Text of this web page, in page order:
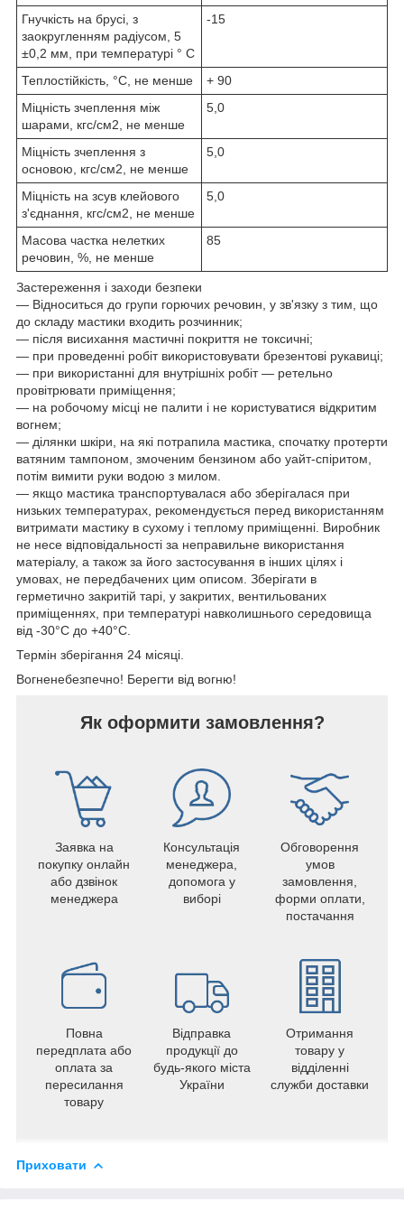
Гнучкість на брусі, з
заокругленням радіусом, 5
±0,2 мм, при температурі ° С
-15
Теплостійкість, °С, не менше
+ 90
Міцність зчеплення між
шарами, кгс/см2, не менше
5,0
Міцність зчеплення з
основою, кгс/см2, не менше
5,0
Міцність на зсув клейового
з'єднання, кгс/см2, не менше
5,0
Масова частка нелетких
речовин, %, не менше
85
Застереження і заходи безпеки
— Відноситься до групи горючих речовин, у зв'язку з тим, що
до складу мастики входить розчинник;
— після висихання мастичні покриття не токсичні;
— при проведенні робіт використовувати брезентові рукавиці;
— при використанні для внутрішніх робіт — ретельно
провітрювати приміщення;
— на робочому місці не палити і не користуватися відкритим
вогнем;
— ділянки шкіри, на які потрапила мастика, спочатку протерти
ватяним тампоном, змоченим бензином або уайт-спіритом,
потім вимити руки водою з милом.
— якщо мастика транспортувалася або зберігалася при
низьких температурах, рекомендується перед використанням
витримати мастику в сухому і теплому приміщенні. Виробник
не несе відповідальності за неправильне використання
матеріалу, а також за його застосування в інших цілях і
умовах, не передбачених цим описом. Зберігати в
герметично закритій тарі, у закритих, вентильованих
приміщеннях, при температурі навколишнього середовища
від -30°С до +40°С.
Термін зберігання 24 місяці.
Вогненебезпечно! Берегти від вогню!
Як оформити замовлення?
Заявка на
покупку онлайн
або дзвінок
менеджера
Консультація
менеджера,
допомога у
виборі
Обговорення
умов
замовлення,
форми оплати,
постачання
Повна
передплата або
оплата за
пересилання
товару
Відправка
продукції до
будь-якого міста
України
Отримання
товару у
відділенні
служби доставки
Приховати